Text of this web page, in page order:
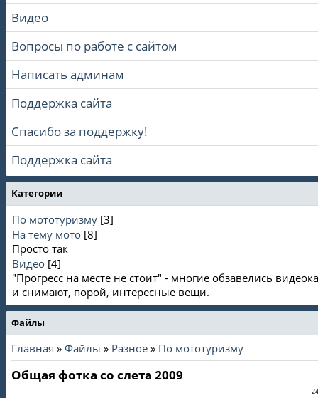
Видео
Вопросы по работе с сайтом
Написать админам
Поддержка сайта
Спасибо за поддержку!
Поддержка сайта
Категории
По мототуризму [3]
На тему мото [8]
Просто так
Видео [4]
"Прогресс на месте не стоит" - многие обзавелись
и снимают, порой, интересные вещи.
Файлы
Главная » Файлы » Разное » По мототуризму
Общая фотка со слета 2009